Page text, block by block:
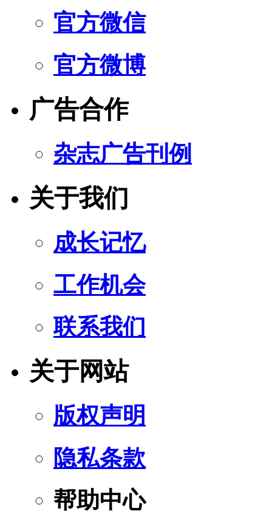
官方微信
官方微博
广告合作
杂志广告刊例
关于我们
成长记忆
工作机会
联系我们
关于网站
版权声明
隐私条款
帮助中心